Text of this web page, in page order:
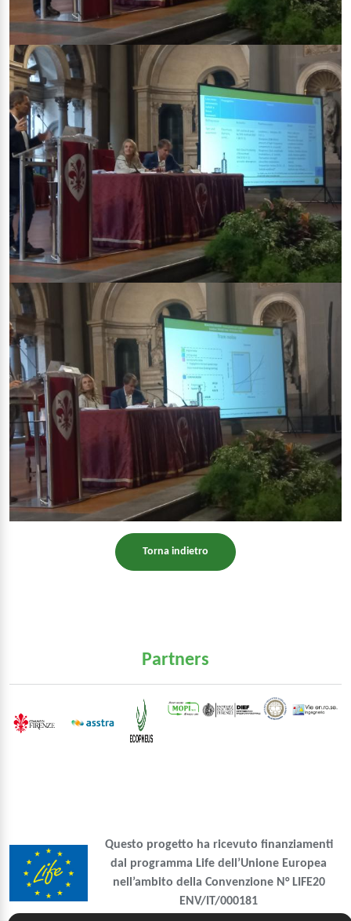
Torna indietro
Partners
Questo progetto ha ricevuto finanziamenti
dal programma Life dell’Unione Europea
nell’ambito della Convenzione N° LIFE20
ENV/IT/000181